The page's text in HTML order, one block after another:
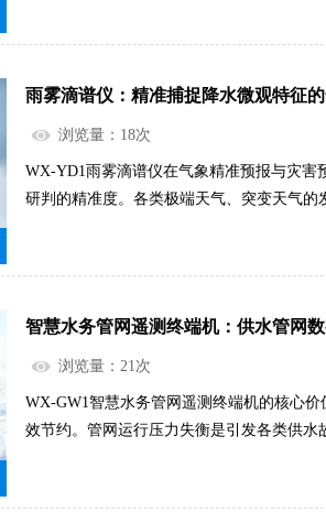
程。整套设备可以全程自主运转，不需要
础环境状态的监测，把气体数据与环境状态
环境状况，彻底解决人工监测时效性不足
问题，让隧道氮氧化物管控做到有据可依、
雨雾滴谱仪：精准捕捉降水微观特征
浏览量：18次
WX-YD1雨雾滴谱仪在气象精准预报与灾
研判的精准度。各类极端天气、突变天气
的差异，精准预判雨势发展趋势和天气演
急部门提前做好防范准备，有效降低突发气
智慧水务管网遥测终端机：供水管网
浏览量：21次
WX-GW1智慧水务管网遥测终端机的核心
效节约。管网运行压力失衡是引发各类供
水、运行故障等问题，可快速触发预警提